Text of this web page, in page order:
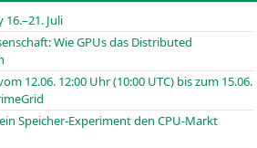
Juli
Wie GPUs das Distributed
12.06. 12:00 Uhr (10:00 UTC) bis zum 15.06.
Speicher-Experiment den CPU-Markt